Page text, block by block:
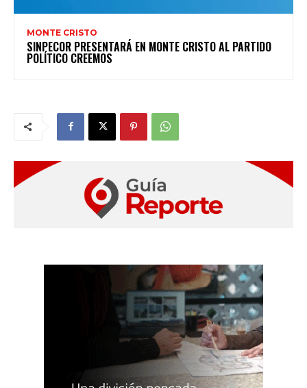
MONTE CRISTO
SINPECOR PRESENTARÁ EN MONTE CRISTO AL PARTIDO
POLÍTICO CREEMOS